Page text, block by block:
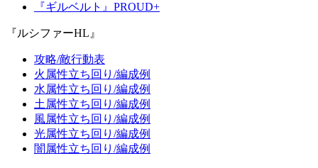
『ギルベルト』PROUD+
『ルシファーHL』
攻略/敵行動表
火属性立ち回り/編成例
水属性立ち回り/編成例
土属性立ち回り/編成例
風属性立ち回り/編成例
光属性立ち回り/編成例
闇属性立ち回り/編成例